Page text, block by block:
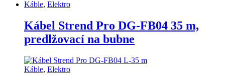
Káble, Elektro
Kábel Strend Pro DG-FB04 35 m,
predlžovací na bubne
Káble, Elektro